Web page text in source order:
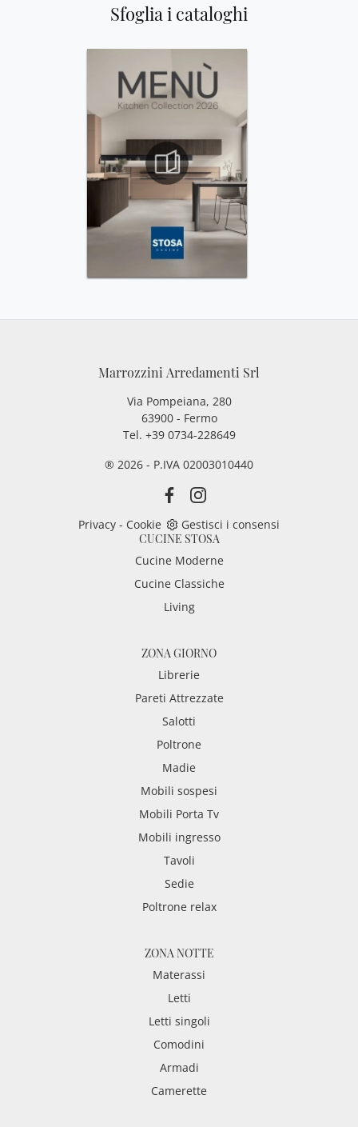
Sfoglia i cataloghi
Marrozzini Arredamenti Srl
Via Pompeiana, 280
63900 - Fermo
Tel. +39 0734-228649
® 2026 - P.IVA 02003010440
Privacy - Cookie
Gestisci i consensi
CUCINE STOSA
Cucine Moderne
Cucine Classiche
Living
ZONA GIORNO
Librerie
Pareti Attrezzate
Salotti
Poltrone
Madie
Mobili sospesi
Mobili Porta Tv
Mobili ingresso
Tavoli
Sedie
Poltrone relax
ZONA NOTTE
Materassi
Letti
Letti singoli
Comodini
Armadi
Camerette